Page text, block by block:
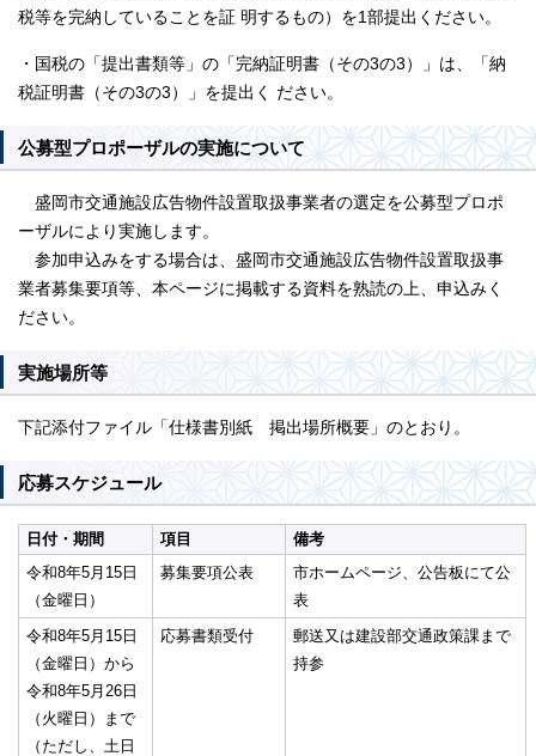
税等を完納していることを証 明するもの）を1部提出ください。
・国税の「提出書類等」の「完納証明書（その3の3）」は、「納
税証明書（その3の3）」を提出く ださい。
公募型プロポーザルの実施について
盛岡市交通施設広告物件設置取扱事業者の選定を公募型プロポ
ーザルにより実施します。
参加申込みをする場合は、盛岡市交通施設広告物件設置取扱事
業者募集要項等、本ページに掲載する資料を熟読の上、申込みく
ださい。
実施場所等
下記添付ファイル「仕様書別紙 掲出場所概要」のとおり。
応募スケジュール
日付・期間 項目
備考
令和8年5月15日
（金曜日）
募集要項公表
市ホームページ、公告板にて公
表
令和8年5月15日
（金曜日）から
令和8年5月26日
（火曜日）まで
（ただし、土日
応募書類受付
郵送又は建設部交通政策課まで
持参